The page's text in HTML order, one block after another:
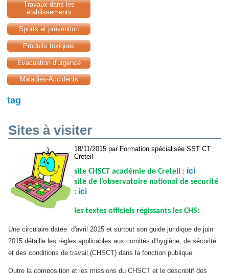
Travaux dans les
établissements
Sports et prévention
Produits toxiques
Evacuation d'urgence
Maladies-Accidents
tag
Sites à visiter
18/11/2015 par Formation spécialisée SST CT
Creteil
site CHSCT académie de Creteil : ici
site de l'observatoire national de securité
: ici
les textes officiels régissants les CHS:
Une circulaire datée d'avril 2015 et surtout son guide juridique de juin
2015 détaille les règles applicables aux comités d'hygiène, de sécurité
et des conditions de travail (CHSCT) dans la fonction publique.
Outre la composition et les missions du CHSCT et le descriptif des